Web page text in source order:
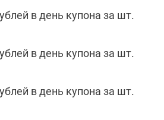
в день купона за шт.
в день купона за шт.
в день купона за шт.